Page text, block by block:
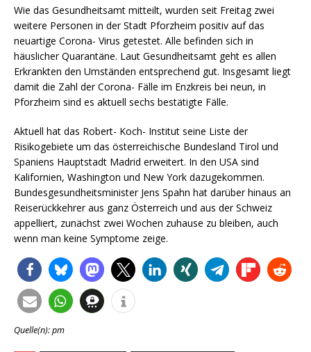
Wie das Gesundheitsamt mitteilt, wurden seit Freitag zwei
weitere Personen in der Stadt Pforzheim positiv auf das
neuartige Corona- Virus getestet. Alle befinden sich in
häuslicher Quarantäne. Laut Gesundheitsamt geht es allen
Erkrankten den Umständen entsprechend gut. Insgesamt liegt
damit die Zahl der Corona- Fälle im Enzkreis bei neun, in
Pforzheim sind es aktuell sechs bestätigte Fälle.
Aktuell hat das Robert- Koch- Institut seine Liste der
Risikogebiete um das österreichische Bundesland Tirol und
Spaniens Hauptstadt Madrid erweitert. In den USA sind
Kalifornien, Washington und New York dazugekommen.
Bundesgesundheitsminister Jens Spahn hat darüber hinaus an
Reiserückkehrer aus ganz Österreich und aus der Schweiz
appelliert, zunächst zwei Wochen zuhause zu bleiben, auch
wenn man keine Symptome zeige.
Quelle(n): pm